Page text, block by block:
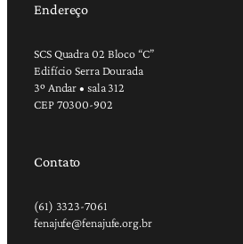
Endereço
SCS Quadra 02 Bloco “C”
Edifício Serra Dourada
3º Andar • sala 312
CEP 70300-902
Contato
(61) 3323-7061
fenajufe@fenajufe.org.br